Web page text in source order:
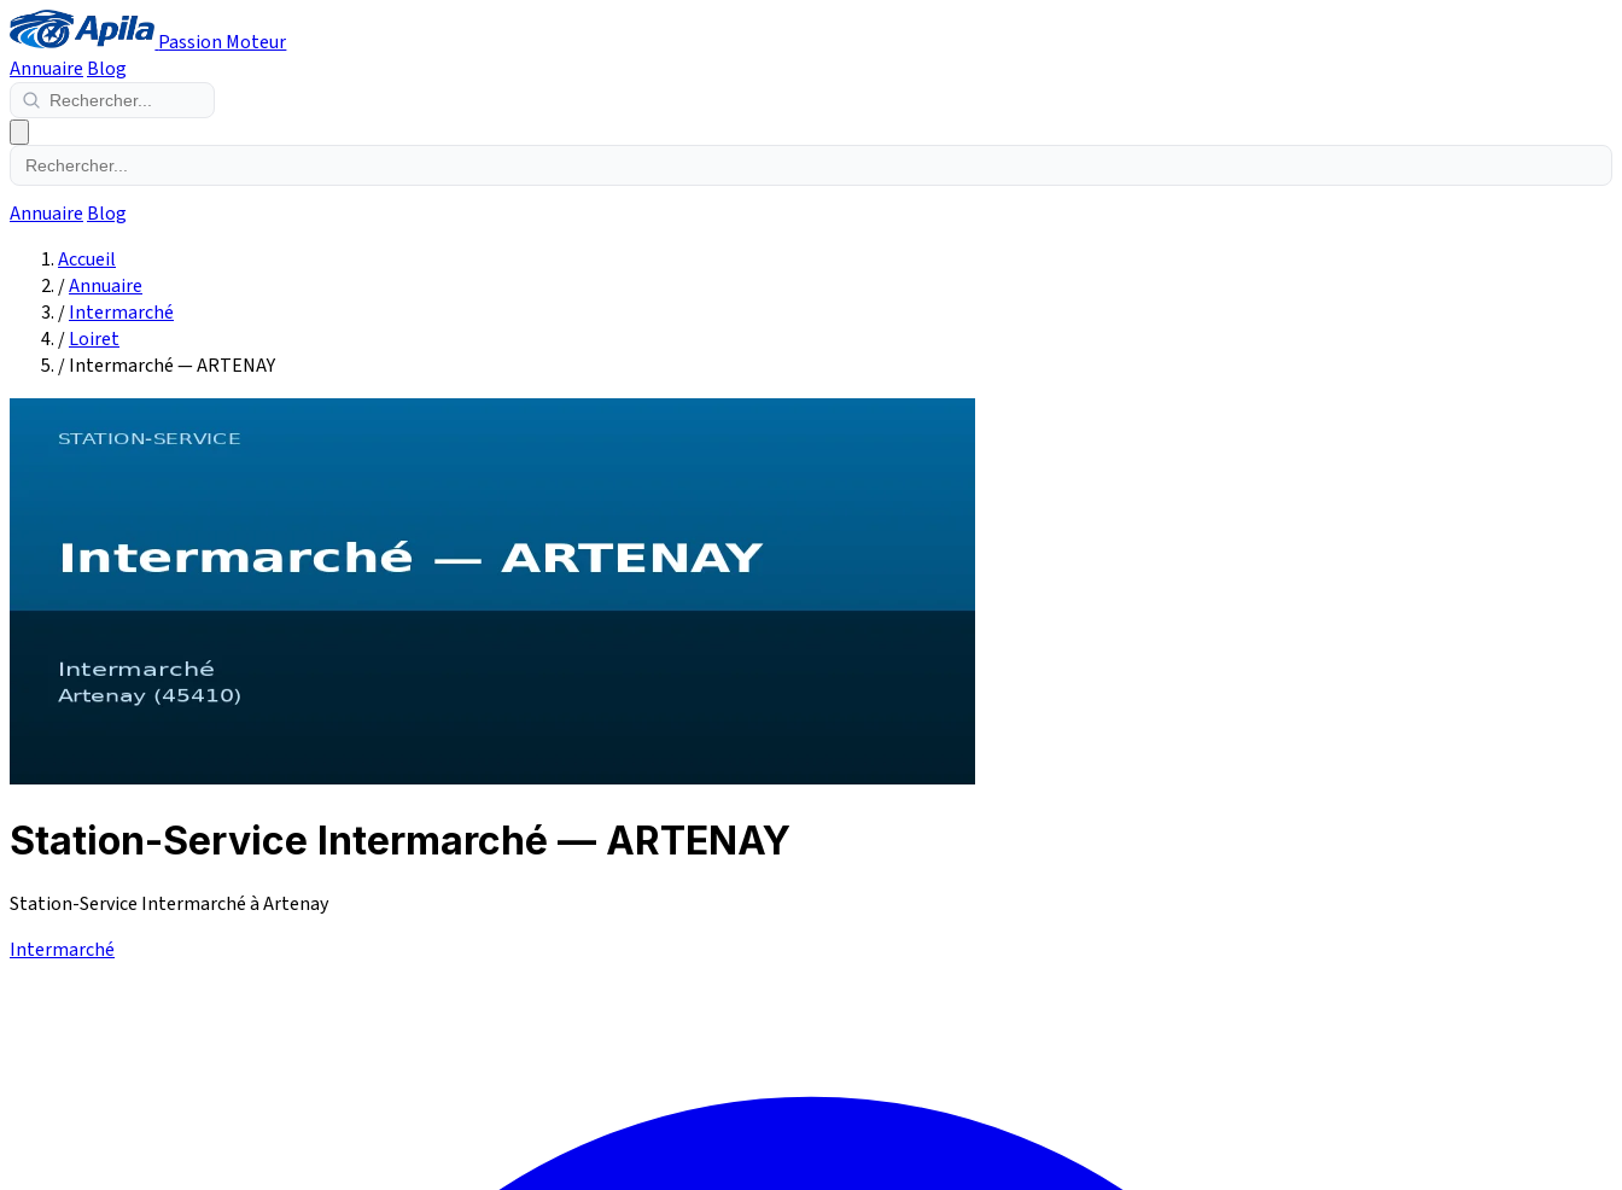
Passion Moteur
Annuaire Blog
Annuaire Blog
Accueil
/Annuaire
/Intermarché
/Loiret
/Intermarché — ARTENAY
Station-Service Intermarché — ARTENAY
Station-Service Intermarché à Artenay
Intermarché